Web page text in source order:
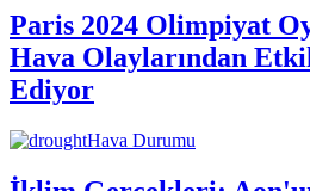
Paris 2024 Olimpiyat
Hava Olaylarından
Ediyor
Hava Durumu